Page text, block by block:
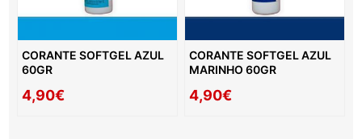
CORANTE SOFTGEL AZUL
60GR
4,90€
CORANTE SOFTGEL AZUL
MARINHO 60GR
4,90€